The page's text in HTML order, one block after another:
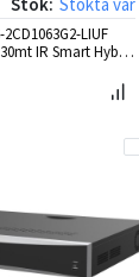
LIUF
IR Smart Hybrid